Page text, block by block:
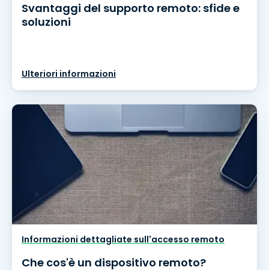
Svantaggi del supporto remoto: sfide e
soluzioni
Ulteriori informazioni
Informazioni dettagliate sull'accesso remoto
Che cos'è un dispositivo remoto?